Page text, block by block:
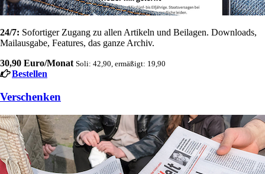
24/7: Sofortiger Zugang zu allen Artikeln und Beilagen. Downloads,
Mailausgabe, Features, das ganze Archiv.
30,90 Euro/Monat Soli: 42,90, ermäßigt: 19,90
Bestellen
Verschenken